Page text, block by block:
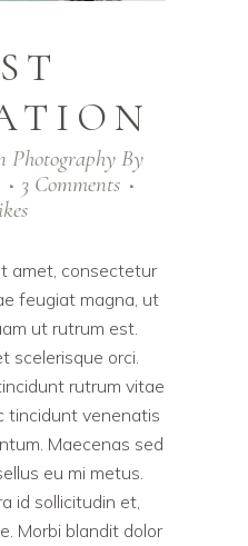
Photography By
3 Comments
amet, consectetur
feugiat magna, ut
ut rutrum est.
scelerisque orci.
rutrum vitae
tincidunt venenatis
Maecenas sed
eu mi metus.
id sollicitudin et,
Morbi blandit dolor